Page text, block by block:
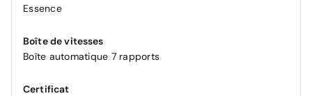
Essence
Boîte de vitesses
Boîte automatique 7 rapports
Certificat